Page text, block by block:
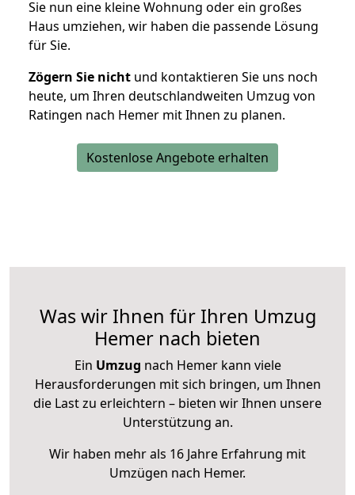
Sie nun eine kleine Wohnung oder ein großes
Haus umziehen, wir haben die passende Lösung
für Sie.
Zögern Sie nicht und kontaktieren Sie uns noch
heute, um Ihren deutschlandweiten Umzug von
Ratingen nach Hemer mit Ihnen zu planen.
Kostenlose Angebote erhalten
Was wir Ihnen für Ihren Umzug
Hemer nach bieten
Ein Umzug nach Hemer kann viele
Herausforderungen mit sich bringen, um Ihnen
die Last zu erleichtern – bieten wir Ihnen unsere
Unterstützung an.
Wir haben mehr als 16 Jahre Erfahrung mit
Umzügen nach Hemer.